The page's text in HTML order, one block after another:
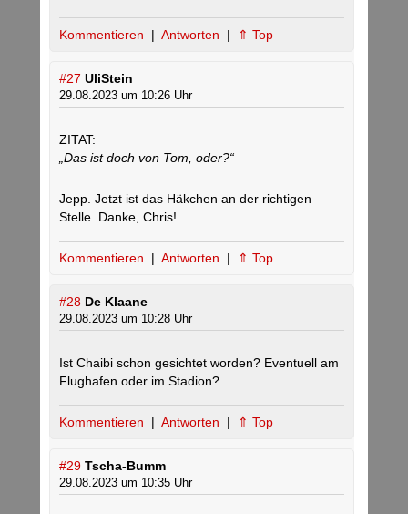
Kommentieren | Antworten | ⇑ Top
#27 UliStein
29.08.2023 um 10:26 Uhr
ZITAT:
„Das ist doch von Tom, oder?“
Jepp. Jetzt ist das Häkchen an der richtigen
Stelle. Danke, Chris!
Kommentieren | Antworten | ⇑ Top
#28 De Klaane
29.08.2023 um 10:28 Uhr
Ist Chaibi schon gesichtet worden? Eventuell am
Flughafen oder im Stadion?
Kommentieren | Antworten | ⇑ Top
#29 Tscha-Bumm
29.08.2023 um 10:35 Uhr